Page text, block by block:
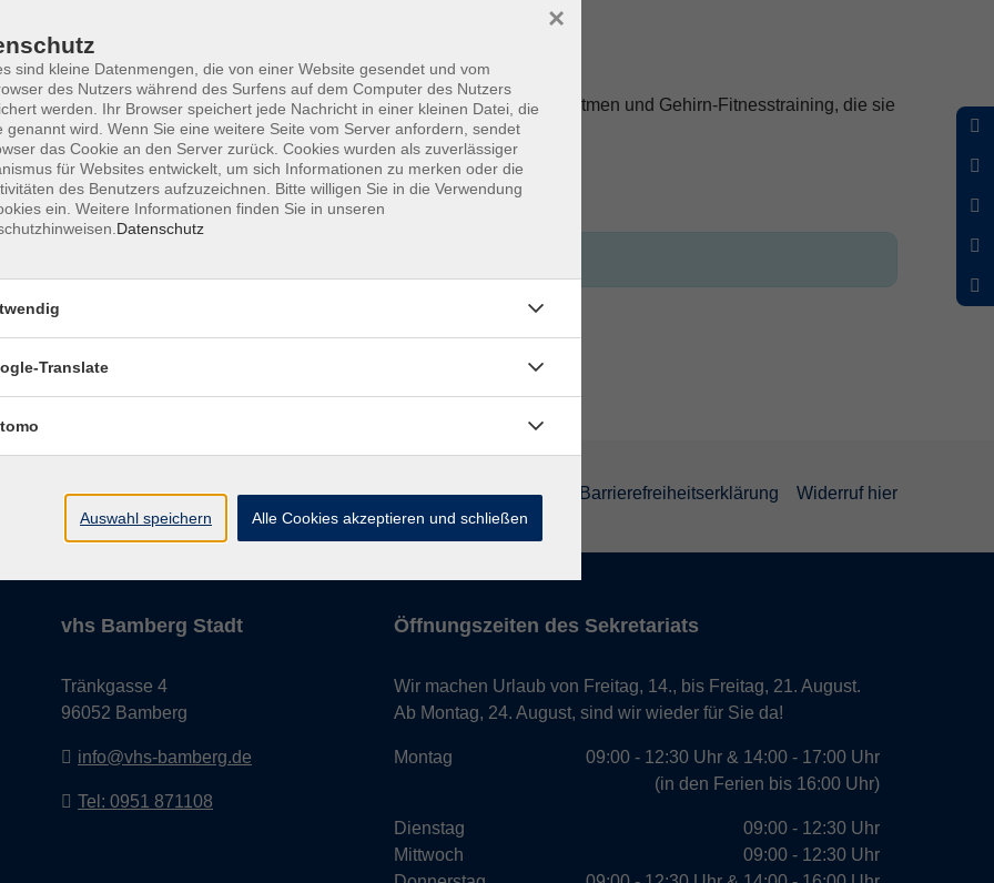
in der Erwachsenenbildung tätig. Ihre Themen sind Sprechen, Atmen und Gehirn-Fitnesstraining, die sie
am Tun vermittelt.
Impressum AGB Datenschutzerklärung Barrierefreiheitserklärung Widerruf hier
vhs Bamberg Stadt
Tränkgasse 4
96052 Bamberg
info@vhs-bamberg.de
Tel: 0951 871108
Öffnungszeiten des Sekretariats
Wir machen Urlaub von Freitag, 14., bis Freitag, 21. August.
Ab Montag, 24. August, sind wir wieder für Sie da!
Montag
Dienstag
Mittwoch
09:00 - 12:30 Uhr & 14:00 - 17:00 Uhr
(in den Ferien bis 16:00 Uhr)
09:00 - 12:30 Uhr
09:00 - 12:30 Uhr
sind kleine Datenmengen, die von einer Website gesendet und vom
des Nutzers während des Surfens auf dem Computer des Nutzers
werden. Ihr Browser speichert jede Nachricht in einer kleinen Datei, die
genannt wird. Wenn Sie eine weitere Seite vom Server anfordern, sendet
das Cookie an den Server zurück. Cookies wurden als zuverlässiger
für Websites entwickelt, um sich Informationen zu merken oder die
des Benutzers aufzuzeichnen. Bitte willigen Sie in die Verwendung
ein. Weitere Informationen finden Sie in unseren
Datenschutz
×
Translate
Auswahl speichern Alle Cookies akzeptieren und schließen